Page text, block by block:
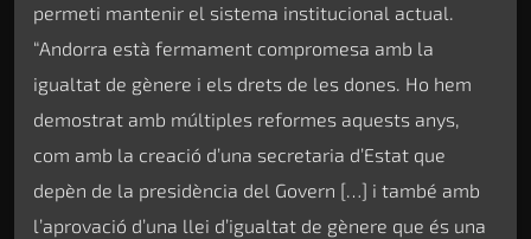
permeti mantenir el sistema institucional actual.
“Andorra està fermament compromesa amb la
igualtat de gènere i els drets de les dones. Ho hem
demostrat amb múltiples reformes aquests anys,
com amb la creació d’una secretaria d’Estat que
depèn de la presidència del Govern […] i també amb
l’aprovació d’una llei d’igualtat de gènere que és una